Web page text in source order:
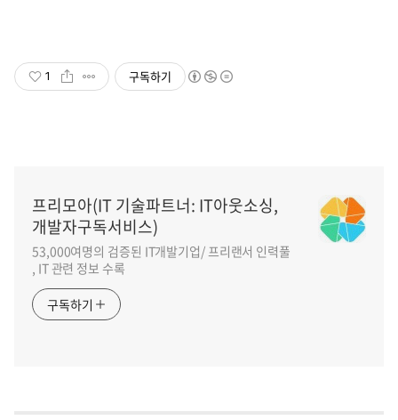
1 구독하기
프리모아(IT 기술파트너: IT아웃소싱,
개발자구독서비스)
53,000여명의 검증된 IT개발기업/ 프리랜서 인력풀
, IT 관련 정보 수록
구독하기